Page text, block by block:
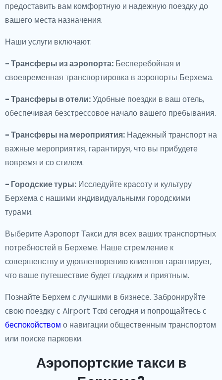
предоставить вам комфортную и надежную поездку до
вашего места назначения.
Наши услуги включают:
- Трансферы из аэропорта: Бесперебойная и
своевременная транспортировка в аэропорты Берхема.
- Трансферы в отели:Удобные поездки в ваш отель,
обеспечивая безстрессовое начало вашего пребывания.
- Трансферы на мероприятия: Надежный транспорт на
важные мероприятия, гарантируя, что вы прибудете
вовремя и со стилем.
- Городские туры: Исследуйте красоту и культуру
Берхема с нашими индивидуальными городскими
турами.
Выберите Аэропорт Такси для всех ваших транспортных
потребностей в Берхеме. Наше стремление к
совершенству и удовлетворению клиентов гарантирует,
что ваше путешествие будет гладким и приятным.
Познайте Берхем с лучшими в бизнесе. Забронируйте
свою поездку с Airport Taxi сегодня и попрощайтесь с
беспокойством о навигации общественным транспортом
или поиске парковки.
Аэропортские такси в